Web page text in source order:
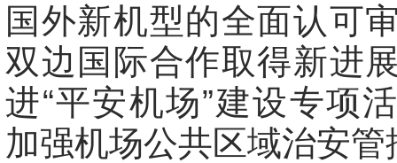
国外新机型的全面认可
双边国际合作取得新进
进“平安机场”建设专项
加强机场公共区域治安管